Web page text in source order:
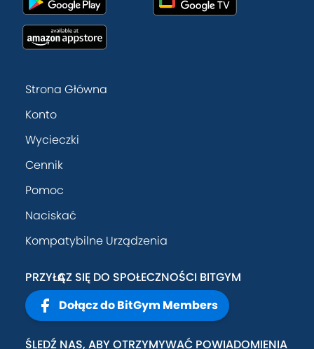
Strona Główna
Konto
Wycieczki
Cennik
Pomoc
Naciskać
Kompatybilne Urządzenia
PRZYŁĄCZ SIĘ DO SPOŁECZNOŚCI BITGYM
Dołącz do BitGym Members
ŚLEDŹ NAS, ABY OTRZYMYWAĆ POWIADOMIENIA